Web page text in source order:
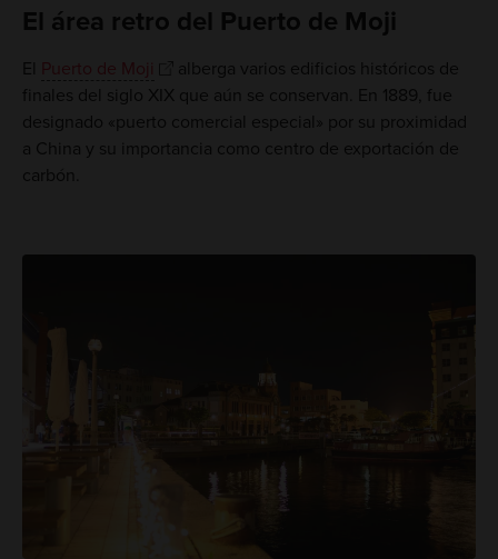
El área retro del Puerto de Moji
El Puerto de Moji
alberga varios edificios históricos de
finales del siglo XIX que aún se conservan. En 1889, fue
designado «puerto comercial especial» por su proximidad
a China y su importancia como centro de exportación de
carbón.